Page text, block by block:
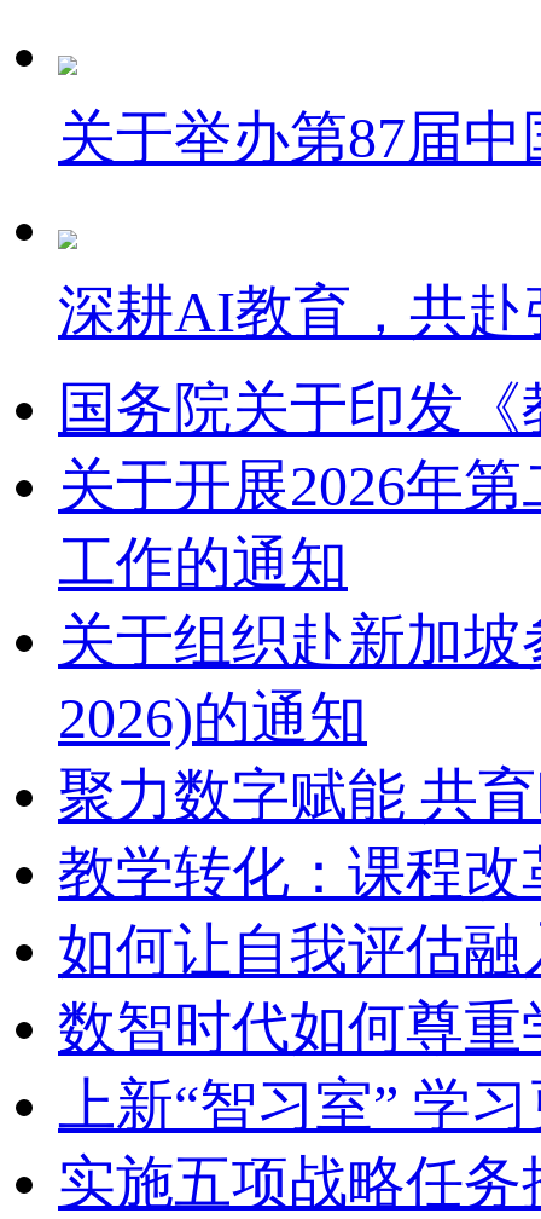
关于举办第87届
深耕AI教育，共
国务院关于印发
关于开展2026年
工作的通知
关于组织赴新加坡
2026)的通知
聚力数字赋能 共
教学转化：课程
如何让自我评估融
数智时代如何尊重
上新“智习室” 学
实施五项战略任